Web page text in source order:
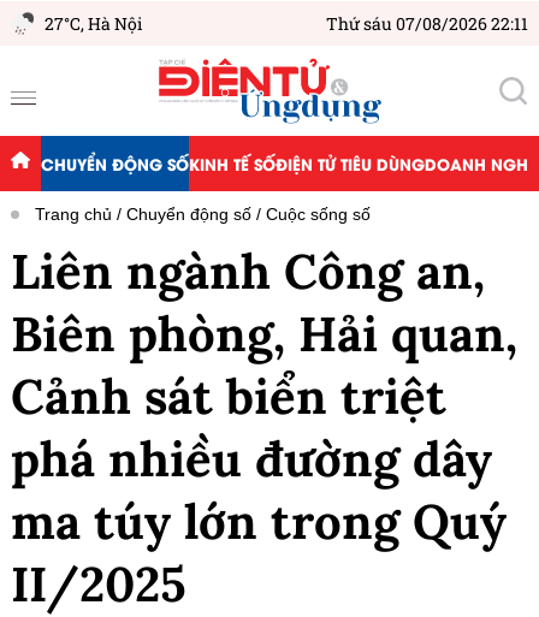
27°C,Hà Nội Thứ sáu 07/08/2026 22:11
CHUYỂN ĐỘNG SỐKINH TẾ SỐĐIỆN TỬ TIÊU DÙNGDOANH
Trang chủ Chuyển động số Cuộc sống số
Liên ngành Công an,
Biên phòng, Hải quan,
Cảnh sát biển triệt
phá nhiều đường dây
ma túy lớn trong Quý
II/2025